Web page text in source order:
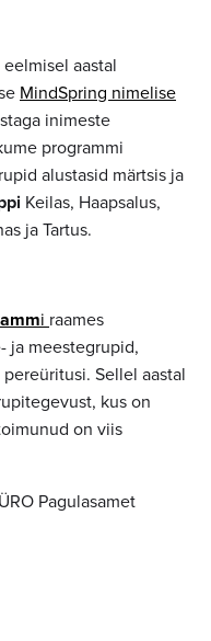
aastal
MindSpring nimelise
inimeste
programmi
alustasid märtsis ja
Keilas, Haapsalus,
ja Tartus.
i raames
ja meestegrupid,
Sellel aastal
kus on
on viis
Pagulasamet